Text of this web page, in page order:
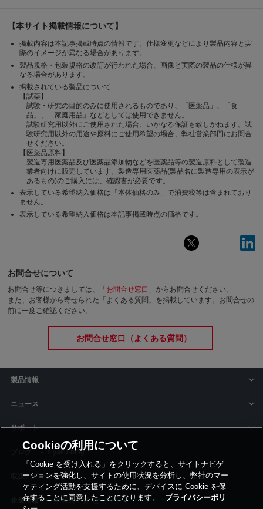
【本サイト掲載情報について】
掲載内容は本記事掲載時点の情報です。仕様変更などにより製品内容と実
際のイメージが異なる場合があります。
製品規格・包装規格の改訂が行われた場合、画像と実際の製品の仕様が異
なる場合があります。
掲載されている製品について
【試薬】
試験・研究の目的のみに使用されるものであり、「医薬品」、「食
品」、「家庭用品」などとしては使用できません。
試験研究用以外にご使用された場合、いかなる保証も致しかねます。試
験研究用以外の用途や原料にご使用希望の場合、弊社営業部門にお問合
せください。
【医薬品原料】
製造専用医薬品及び医薬品添加物などを医薬品等の製造原料として製造
業者向けに販売しています。製造専用医薬品(製品名に製造専用の表示が
あるもの)のご購入には、確認書が必要です。
表示している希望納入価格は「本体価格のみ」で消費税等は含まれており
ません。
表示している希望納入価格は本記事掲載時点の価格です。
お問合せについて
お問合せ等につきましては、「 お問合せ窓口 」からお問合せください。
また、お客様から寄せられた「よくある質問」を掲載しています。お問合せの
前に一度ご確認ください。
お問合せ窓口（よくある質問）
製品情報
ニュース
サポート
siyaku-blog
取扱いメーカー
事業所一覧
Cookieの利用について
「Cookie を受け入れる」をクリックすると、サイトナビゲ
ーションを強化し、サイトの使用状況を分析し、弊社のマー
ケティング活動を支援するために、デバイスに Cookie を保
存することに同意したことになります。
プライバシーポリ